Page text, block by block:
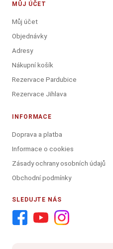
MŮJ ÚČET
Můj účet
Objednávky
Adresy
Nákupní košík
Rezervace Pardubice
Rezervace Jihlava
INFORMACE
Doprava a platba
Informace o cookies
Zásady ochrany osobních údajů
Obchodní podmínky
SLEDUJTE NÁS